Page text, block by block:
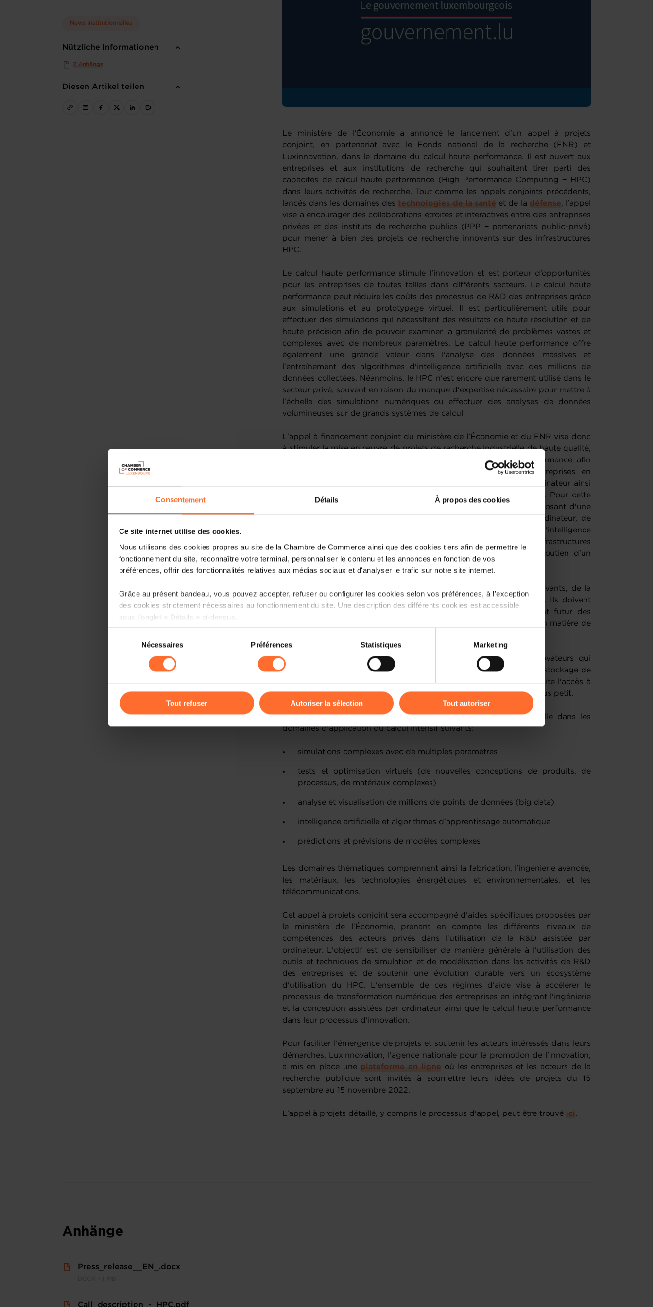
Consentement Détails À propos des cookies
Ce site internet utilise des cookies.
Nous utilisons des cookies propres au site de la Chambre de Commerce ainsi que des cookies tiers afin de permettre le
fonctionnement du site, reconnaître votre terminal, personnaliser le contenu et les annonces en fonction de vos
préférences, offrir des fonctionnalités relatives aux médias sociaux et d'analyser le trafic sur notre site internet.
Grâce au présent bandeau, vous pouvez accepter, refuser ou configurer les cookies selon vos préférences, à l’exception
des cookies strictement nécessaires au fonctionnement du site. Une description des différents cookies est accessible
sous l’onglet « Détails » ci-dessus.
Il est précisé que la navigation sur le site et certaines fonctionnalités (ex : lecture de vidéos, partage sur les réseaux
sociaux, sauvegarde des préférences de lecture vidéo, personnalisation de l’affichage du site) peuvent être affectées en
cas de refus de tous les cookies ou des cookies non nécessaires.
gauche de chaque page.
Charte d’usage des cookieset notrePolitique de protection des données
consentement
Nécessaires Préférences Statistiques Marketing
Tout refuser Autoriser la sélection Tout autoriser
News institutionnelles
Nützliche Informationen
2 Anhänge
Diesen Artikel teilen
Le ministère de l'Économie a annoncé le lancement d'un appel à projets
conjoint, en partenariat avec le Fonds national de la recherche (FNR) et
Luxinnovation, dans le domaine du calcul haute performance. Il est ouvert aux
entreprises et aux institutions de recherche qui souhaitent tirer parti des
capacités de calcul haute performance (High Performance Computing − HPC)
dans leurs activités de recherche. Tout comme les appels conjoints précédents,
lancés dans les domaines destechnologies de la santé et de la défense, l'appel
vise à encourager des collaborations étroites et interactives entre des entreprises
privées et des instituts de recherche publics (PPP − partenariats public-privé)
pour mener à bien des projets de recherche innovants sur des infrastructures
HPC.
Le calcul haute performance stimule l’innovation et est porteur d’opportunités
pour les entreprises de toutes tailles dans différents secteurs. Le calcul haute
performance peut réduire les coûts des processus de R&D des entreprises grâce
aux simulations et au prototypage virtuel. Il est particulièrement utile pour
effectuer des simulations qui nécessitent des résultats de haute résolution et de
haute précision afin de pouvoir examiner la granularité de problèmes vastes et
complexes avec de nombreux paramètres. Le calcul haute performance offre
également une grande valeur dans l'analyse des données massives et
l'entraînement des algorithmes d'intelligence artificielle avec des millions de
données collectées. Néanmoins, le HPC n'est encore que rarement utilisé dans le
secteur privé, souvent en raison du manque d'expertise nécessaire pour mettre à
l'échelle des simulations numériques ou effectuer des analyses de données
volumineuses sur de grands systèmes de calcul.
L'appel à financement conjoint du ministère de l’Économie et du FNR vise donc
à stimuler la mise en œuvre de projets de recherche industrielle de haute qualité,
à fort impact et innovants, qui ont recours au calcul haute performance afin
d'accélérer le processus de transformation numérique des entreprises en
intégrant l'ingénierie, la conception et l'analytique assistées par ordinateur ainsi
que le calcul haute performance dans leur processus d'innovation. Pour cette
première édition, l'appel à projets HPC cible les acteurs privés disposant d'une
expertise substantielle dans le domaine de la R&D assistée par ordinateur, de
l'analyse des big data ou de la formation des algorithmes d'intelligence
artificielle (IA), mais peu ou pas d'expertise dans l'utilisation des infrastructures
HPC. Il s'agit donc d'entreprises qui doivent s'appuyer sur un soutien d'un
institut de recherche public pour réussir leur transfert vers le HPC.
Les projets à réaliser dans le cadre de cet appel doivent être innovants, de la
plus haute qualité et dans le domaine de la recherche industrielle. Ils doivent
également avoir un effet positif et durable sur le développement futur des
compétences, des connaissances et de l'expertise des entreprises en matière de
Les projets de recherche doivent s'attaquer à des problèmes novateurs qui
nécessitent d'importantes allocations de ressources de calcul et de stockage de
données. Les demandes doivent indiquer pourquoi le travail nécessite l'accès à
une structure HPC et ne peut être réalisé sur un système de calcul plus petit.
L'appel à projets conjoint vise les projets de recherche industrielle dans les
domaines d'application du calcul intensif suivants:
simulations complexes avec de multiples paramètres
tests et optimisation virtuels (de nouvelles conceptions de produits, de
processus, de matériaux complexes)
analyse et visualisation de millions de points de données (big data)
intelligence artificielle et algorithmes d'apprentissage automatique
prédictions et prévisions de modèles complexes
Les domaines thématiques comprennent ainsi la fabrication, l'ingénierie avancée,
les matériaux, les technologies énergétiques et environnementales, et les
télécommunications.
Cet appel à projets conjoint sera accompagné d'aides spécifiques proposées par
le ministère de l'Économie, prenant en compte les différents niveaux de
compétences des acteurs privés dans l'utilisation de la R&D assistée par
ordinateur. L'objectif est de sensibiliser de manière générale à l'utilisation des
outils et techniques de simulation et de modélisation dans les activités de R&D
des entreprises et de soutenir une évolution durable vers un écosystème
d'utilisation du HPC. L'ensemble de ces régimes d'aide vise à accélérer le
processus de transformation numérique des entreprises en intégrant l'ingénierie
et la conception assistées par ordinateur ainsi que le calcul haute performance
dans leur processus d'innovation.
Pour faciliter l'émergence de projets et soutenir les acteurs intéressés dans leurs
démarches, Luxinnovation, l'agence nationale pour la promotion de l'innovation,
a mis en place une plateforme en ligne où les entreprises et les acteurs de la
recherche publique sont invités à soumettre leurs idées de projets du 15
septembre au 15 novembre 2022.
L'appel à projets détaillé, y compris le processus d'appel, peut être trouvé ici .
Anhänge
Press_release__EN_.docx
Call_description_-_HPC.pdf